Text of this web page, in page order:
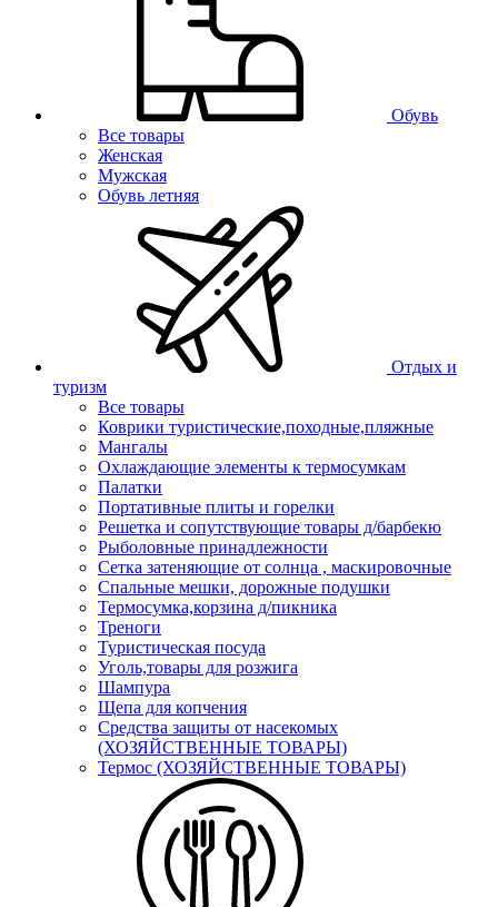
Обувь
Все товары
Женская
Мужская
Обувь летняя
Отдых и
туризм
Все товары
Коврики туристические,походные,пляжные
Мангалы
Охлаждающие элементы к термосумкам
Палатки
Портативные плиты и горелки
Решетка и сопутствующие товары д/барбекю
Рыболовные принадлежности
Сетка затеняющие от солнца , маскировочные
Спальные мешки, дорожные подушки
Термосумка,корзина д/пикника
Треноги
Туристическая посуда
Уголь,товары для розжига
Шампура
Щепа для копчения
Средства защиты от насекомых
(ХОЗЯЙСТВЕННЫЕ ТОВАРЫ)
Термос (ХОЗЯЙСТВЕННЫЕ ТОВАРЫ)